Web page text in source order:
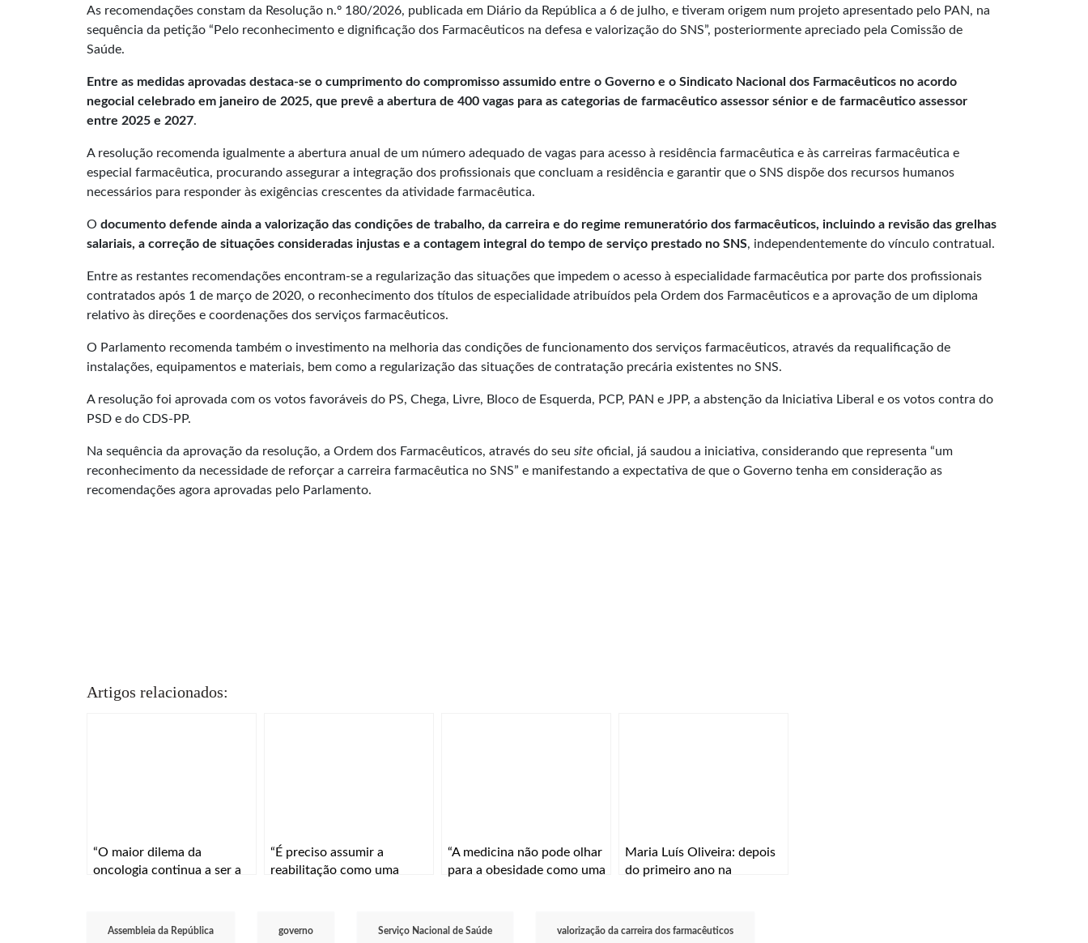
As recomendações constam da Resolução n.º 180/2026, publicada em Diário da República a 6 de julho, e tiveram origem num projeto apresentado pelo PAN, na
sequência da petição “Pelo reconhecimento e dignificação dos Farmacêuticos na defesa e valorização do SNS”, posteriormente apreciado pela Comissão de
Saúde.
Entre as medidas aprovadas destaca-se o cumprimento do compromisso assumido entre o Governo e o Sindicato Nacional dos Farmacêuticos no acordo
negocial celebrado em janeiro de 2025, que prevê a abertura de 400 vagas para as categorias de farmacêutico assessor sénior e de farmacêutico assessor
entre 2025 e 2027.
A resolução recomenda igualmente a abertura anual de um número adequado de vagas para acesso à residência farmacêutica e às carreiras farmacêutica e
especial farmacêutica, procurando assegurar a integração dos profissionais que concluam a residência e garantir que o SNS dispõe dos recursos humanos
necessários para responder às exigências crescentes da atividade farmacêutica.
O documento defende ainda a valorização das condições de trabalho, da carreira e do regime remuneratório dos farmacêuticos, incluindo a revisão das grelhas
salariais, a correção de situações consideradas injustas e a contagem integral do tempo de serviço prestado no SNS, independentemente do vínculo contratual.
Entre as restantes recomendações encontram-se a regularização das situações que impedem o acesso à especialidade farmacêutica por parte dos profissionais
contratados após 1 de março de 2020, o reconhecimento dos títulos de especialidade atribuídos pela Ordem dos Farmacêuticos e a aprovação de um diploma
relativo às direções e coordenações dos serviços farmacêuticos.
O Parlamento recomenda também o investimento na melhoria das condições de funcionamento dos serviços farmacêuticos, através da requalificação de
instalações, equipamentos e materiais, bem como a regularização das situações de contratação precária existentes no SNS.
A resolução foi aprovada com os votos favoráveis do PS, Chega, Livre, Bloco de Esquerda, PCP, PAN e JPP, a abstenção da Iniciativa Liberal e os votos contra do
PSD e do CDS-PP.
Na sequência da aprovação da resolução, a Ordem dos Farmacêuticos, através do seu site oficial, já saudou a iniciativa, considerando que representa “um
reconhecimento da necessidade de reforçar a carreira farmacêutica no SNS” e manifestando a expectativa de que o Governo tenha em consideração as
recomendações agora aprovadas pelo Parlamento.
Artigos relacionados:
“O maior dilema da
oncologia continua a ser a
“É preciso assumir a
reabilitação como uma
“A medicina não pode olhar
para a obesidade como uma
Maria Luís Oliveira: depois
do primeiro ano na
Assembleia da República governo Serviço Nacional de Saúde valorização da carreira dos farmacêuticos